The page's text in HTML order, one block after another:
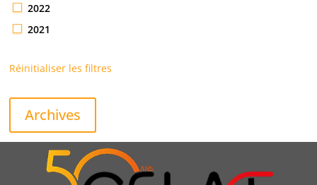
2022
2021
Réinitialiser les filtres
Archives